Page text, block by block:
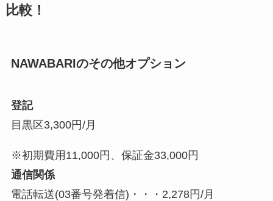
比較！
NAWABARIのその他オプション
登記
目黒区3,300円/月
※初期費用11,000円、保証金33,000円
通信関係
電話転送(03番号発着信)・・・2,278円/月